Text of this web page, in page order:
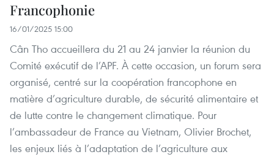
Francophonie
16/01/2025 15:00
Cân Tho accueillera du 21 au 24 janvier la réunion du
Comité exécutif de l’APF. À cette occasion, un forum sera
organisé, centré sur la coopération francophone en
matière d’agriculture durable, de sécurité alimentaire et
de lutte contre le changement climatique. Pour
l’ambassadeur de France au Vietnam, Olivier Brochet,
les enjeux liés à l’adaptation de l’agriculture aux